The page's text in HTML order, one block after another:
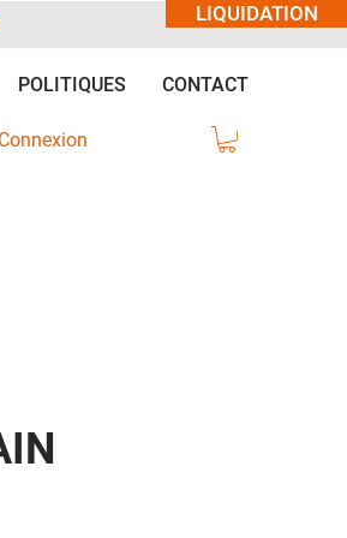
LIQUIDATION
POLITIQUES CONTACT
Connexion